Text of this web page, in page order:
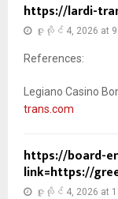
https://lardi-
ဇူလိုင် 4, 2026 at
References:
Legiano Casino
trans.com
https://board-
link=https://
ဇူလိုင် 4, 2026 at